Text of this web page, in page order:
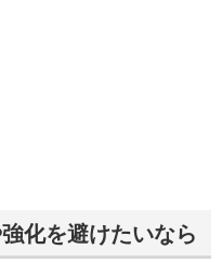
化を避けたいなら